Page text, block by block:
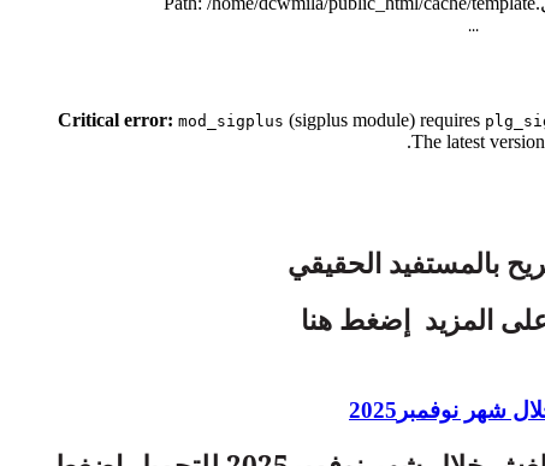
...
mod_sigplus (sigplus module) requires
The latest
.
بالمستفيد الحقيقي
المزيد إضغط هنا
شهر نوفمبر2025